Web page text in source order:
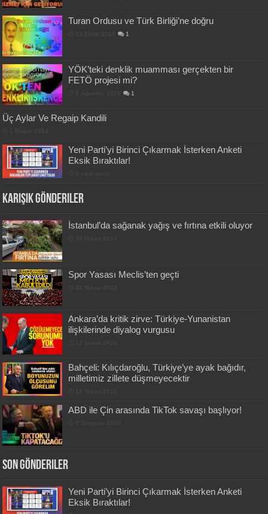
Turan Ordusu ve Türk Birliği’ne doğru
1
YÖK’teki denklik muamması gerçekten bir
FETÖ projesi mi?
1
Üç Aylar Ve Regaip Kandili
Yeni Parti’yi Birinci Çıkarmak İsterken Anketi
Eksik Bıraktılar!
Karışık Gönderiler
İstanbul’da sağanak yağış ve fırtına etkili oluyor
Spor Yasası Meclis’ten geçti
Ankara’da kritik zirve: Türkiye-Yunanistan
ilişkilerinde diyalog vurgusu
Bahçeli: Kılıçdaroğlu, Türkiye’ye ayak bağıdır,
milletimiz zillete düşmeyecektir
ABD ile Çin arasında TikTok savaşı başlıyor!
Son Gönderiler
Yeni Parti’yi Birinci Çıkarmak İsterken Anketi
Eksik Bıraktılar!